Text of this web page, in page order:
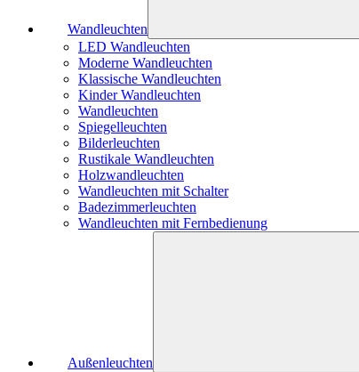
Wandleuchten
LED Wandleuchten
Moderne Wandleuchten
Klassische Wandleuchten
Kinder Wandleuchten
Wandleuchten
Spiegelleuchten
Bilderleuchten
Rustikale Wandleuchten
Holzwandleuchten
Wandleuchten mit Schalter
Badezimmerleuchten
Wandleuchten mit Fernbedienung
Außenleuchten